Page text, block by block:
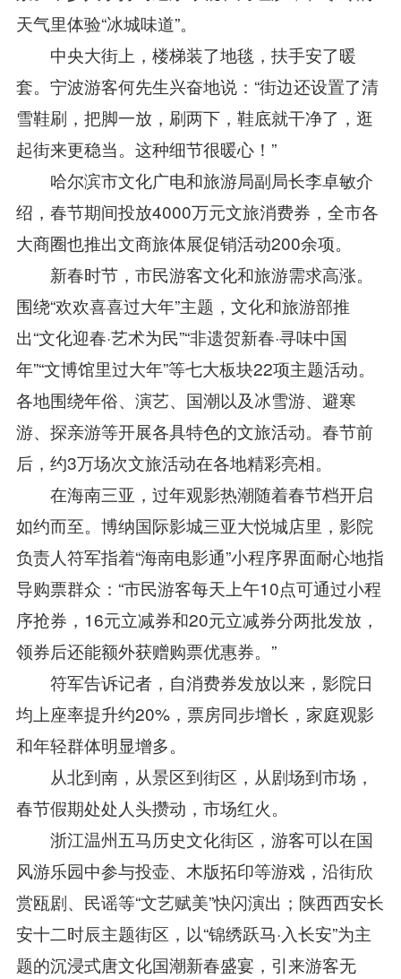
天气里体验“冰城味道”。
中央大街上，楼梯装了地毯，扶手安了暖
套。宁波游客何先生兴奋地说：“街边还设置了清
雪鞋刷，把脚一放，刷两下，鞋底就干净了，逛
起街来更稳当。这种细节很暖心！”
哈尔滨市文化广电和旅游局副局长李卓敏介
绍，春节期间投放4000万元文旅消费券，全市各
大商圈也推出文商旅体展促销活动200余项。
新春时节，市民游客文化和旅游需求高涨。
围绕“欢欢喜喜过大年”主题，文化和旅游部推
出“文化迎春·艺术为民”“非遗贺新春·寻味中国
年”“文博馆里过大年”等七大板块22项主题活动。
各地围绕年俗、演艺、国潮以及冰雪游、避寒
游、探亲游等开展各具特色的文旅活动。春节前
后，约3万场次文旅活动在各地精彩亮相。
在海南三亚，过年观影热潮随着春节档开启
如约而至。博纳国际影城三亚大悦城店里，影院
负责人符军指着“海南电影通”小程序界面耐心地指
导购票群众：“市民游客每天上午10点可通过小程
序抢券，16元立减券和20元立减券分两批发放，
领券后还能额外获赠购票优惠券。”
符军告诉记者，自消费券发放以来，影院日
均上座率提升约20%，票房同步增长，家庭观影
和年轻群体明显增多。
从北到南，从景区到街区，从剧场到市场，
春节假期处处人头攒动，市场红火。
浙江温州五马历史文化街区，游客可以在国
风游乐园中参与投壶、木版拓印等游戏，沿街欣
赏瓯剧、民谣等“文艺赋美”快闪演出；陕西西安长
安十二时辰主题街区，以“锦绣跃马·入长安”为主
题的沉浸式唐文化国潮新春盛宴，引来游客无